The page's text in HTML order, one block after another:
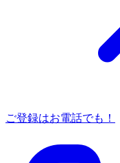
ご登録はお電話でも！